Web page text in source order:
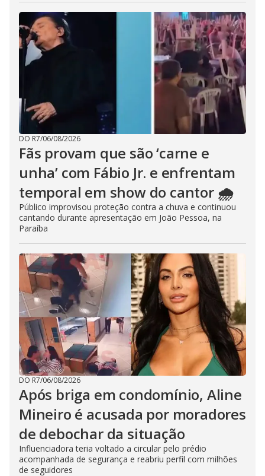
DO R7/06/08/2026
Fãs provam que são ‘carne e
unha’ com Fábio Jr. e enfrentam
temporal em show do cantor 🌧️
Público improvisou proteção contra a chuva e continuou
cantando durante apresentação em João Pessoa, na
Paraíba
DO R7/06/08/2026
Após briga em condomínio, Aline
Mineiro é acusada por moradores
de debochar da situação
Influenciadora teria voltado a circular pelo prédio
acompanhada de segurança e reabriu perfil com milhões
de seguidores